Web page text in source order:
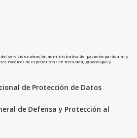
del servicio de atención administrativa del paciente particular y
médicos de especialistas en fertilidad, ginecología y
de Protección de Datos
de Defensa y Protección al